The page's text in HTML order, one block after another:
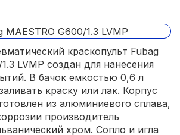
краскопульт Fubag
LVMP создан для нанесения
В бачок емкостью 0,6 л
краску или лак. Корпус
из алюминиевого сплава,
производитель
хром. Сопло и игла